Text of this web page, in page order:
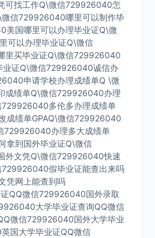
可找工作Q\微信729926040怎
信729926040哪里可以制作毕
美国哪里可以办理毕业证Q\微
可以办理毕业证Q\微信
里买毕业证Q\微信729926040
业证Q\微信729926040诚信办
申请学校办理成绩单Q \微
成绩单Q\微信729926040办理
多伦多办理成绩单
成绩单GPAQ\微信729926040
729926040办理多大成绩单
拿到国外毕业证Q\微信
外文凭Q\微信729926040快速
729926040假毕业证能查出来吗
凭网上能查到吗
QQ微信729926040国外录取
大学毕业证查询QQ微信
微信729926040国外大学毕业
国大学毕业证QQ微信